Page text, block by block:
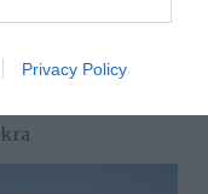
Privacy Policy